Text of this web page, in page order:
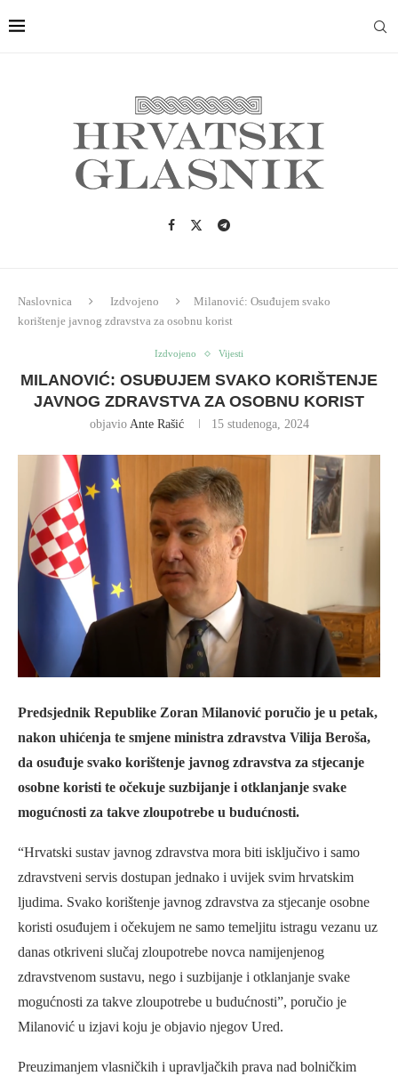
Naslovnica Izdvojeno
Milanović: Osuđujem svako
korištenje javnog zdravstva za osobnu korist
Izdvojeno Vijesti
MILANOVIĆ: OSUĐUJEM SVAKO KORIŠTENJE
JAVNOG ZDRAVSTVA ZA OSOBNU KORIST
objavio Ante Rašić 15 studenoga, 2024
Predsjednik Republike Zoran Milanović poručio je u petak,
nakon uhićenja te smjene ministra zdravstva Vilija Beroša,
da osuđuje svako korištenje javnog zdravstva za stjecanje
osobne koristi te očekuje suzbijanje i otklanjanje svake
mogućnosti za takve zloupotrebe u budućnosti.
“Hrvatski sustav javnog zdravstva mora biti isključivo i samo
zdravstveni servis dostupan jednako i uvijek svim hrvatskim
ljudima. Svako korištenje javnog zdravstva za stjecanje osobne
koristi osuđujem i očekujem ne samo temeljitu istragu vezanu uz
danas otkriveni slučaj zloupotrebe novca namijenjenog
zdravstvenom sustavu, nego i suzbijanje i otklanjanje svake
mogućnosti za takve zloupotrebe u budućnosti”, poručio je
Milanović u izjavi koju je objavio njegov Ured.
Preuzimanjem vlasničkih i upravljačkih prava nad bolničkim